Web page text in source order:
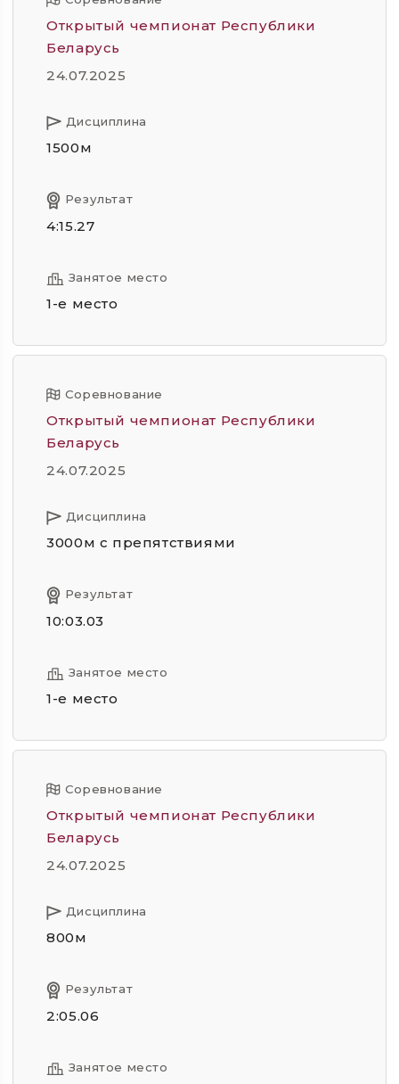
Открытый чемпионат Республики
Беларусь
24.07.2025
Дисциплина
1500м
Результат
4:15.27
Занятое место
1-е место
Соревнование
Открытый чемпионат Республики
Беларусь
24.07.2025
Дисциплина
3000м с препятствиями
Результат
10:03.03
Занятое место
1-е место
Соревнование
Открытый чемпионат Республики
Беларусь
24.07.2025
Дисциплина
800м
Результат
2:05.06
Занятое место